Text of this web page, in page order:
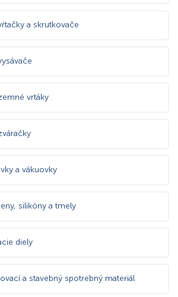
a skrutkovače
vrtáky
a vákuovky
silikóny a tmely
diely
a stavebný spotrebný materiál